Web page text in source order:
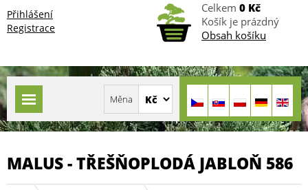
Přihlášení
Registrace
Celkem 0 Kč
Košík je prázdný
Obsah košíku
MALUS - TŘEŠŇOPLODÁ JABLOŇ 586